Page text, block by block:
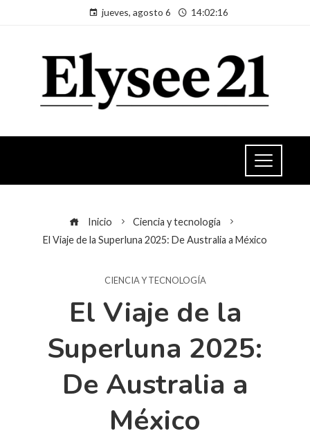
jueves, agosto 6 14:02:16
Inicio
Ciencia y tecnología
El Viaje de la Superluna 2025: De Australia a México
CIENCIA Y TECNOLOGÍA
El Viaje de la
Superluna 2025:
De Australia a
México